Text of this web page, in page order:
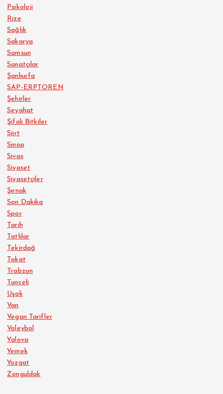
Psikoloji
Rize
Sağlık
Sakarya
Samsun
Sanatçılar
Şanlıurfa
SAP-ERPTOREN
Şehirler
Seyahat
Şifalı Bitkiler
Siirt
Sinop
Sivas
Siyaset
Siyasetçiler
Şırnak
Son Dakika
Spor
Tarih
Tatlılar
Tekirdağ
Tokat
Trabzon
Tunceli
Uşak
Van
Vegan Tarifler
Voleybol
Yalova
Yemek
Yozgat
Zonguldak